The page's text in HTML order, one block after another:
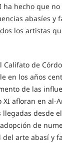
hecho que
abasíes y
los artistas
Califato de
en los años
de las
XI afloran en al-
llegadas desde
de
del arte abasí y